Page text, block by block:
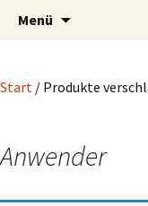
SysPraBlog
Blog und Shop
Menü
Start / Produkte
Anwender